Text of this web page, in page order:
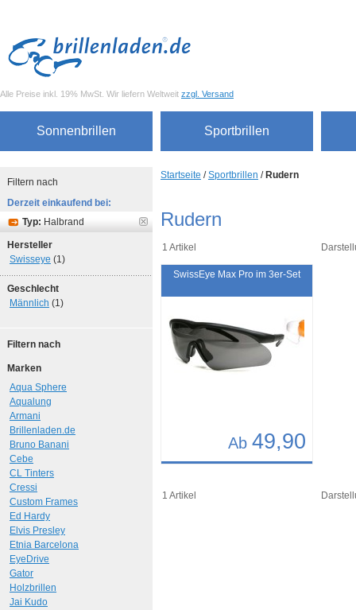
Alle Preise inkl. 19% MwSt. Wir liefern Weltweit zzgl. Versand
Sonnenbrillen Sportbrillen
Startseite /Sportbrillen / Rudern
Rudern
1 Artikel
SwissEye Max Pro im 3er-Set
Ab 49,90
Art.-Nr.: 6975
1 Artikel
Filtern nach
Derzeit einkaufend bei:
Typ: Halbrand
Hersteller
Swisseye (1)
Geschlecht
Männlich (1)
Filtern nach
Marken
Aqua Sphere
Aqualung
Armani
Brillenladen.de
Bruno Banani
Cebe
CL Tinters
Cressi
Custom Frames
Ed Hardy
Elvis Presley
Etnia Barcelona
EyeDrive
Gator
Holzbrillen
Jai Kudo